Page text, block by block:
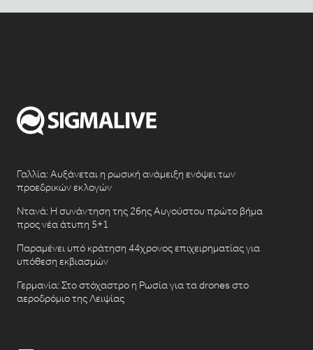
Γαλλία: Αυξάνεται η ρωσική ανάμειξη ενόψει των
προεδρικών εκλογών
Ντανά: Η συνάντηση της 26ης Αυγούστου πρώτο βήμα
προς νέα άτυπη 5+1
Παραμένει υπό κράτηση 44χρονος επιχειρηματίας για
υπόθεση εκβιασμών
Γερμανία: Στο στόχαστρο η Ρωσία για τα drones στο
αεροδρόμιο της Λειψίας